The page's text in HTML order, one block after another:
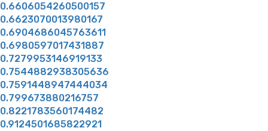
0.6606054260500157
0.6623070013980167
0.6904686045763611
0.6980597017431887
0.7279953146919133
0.7544882938305636
0.7591448947444034
0.799673880216757
0.8221783560174482
0.9124501685822921